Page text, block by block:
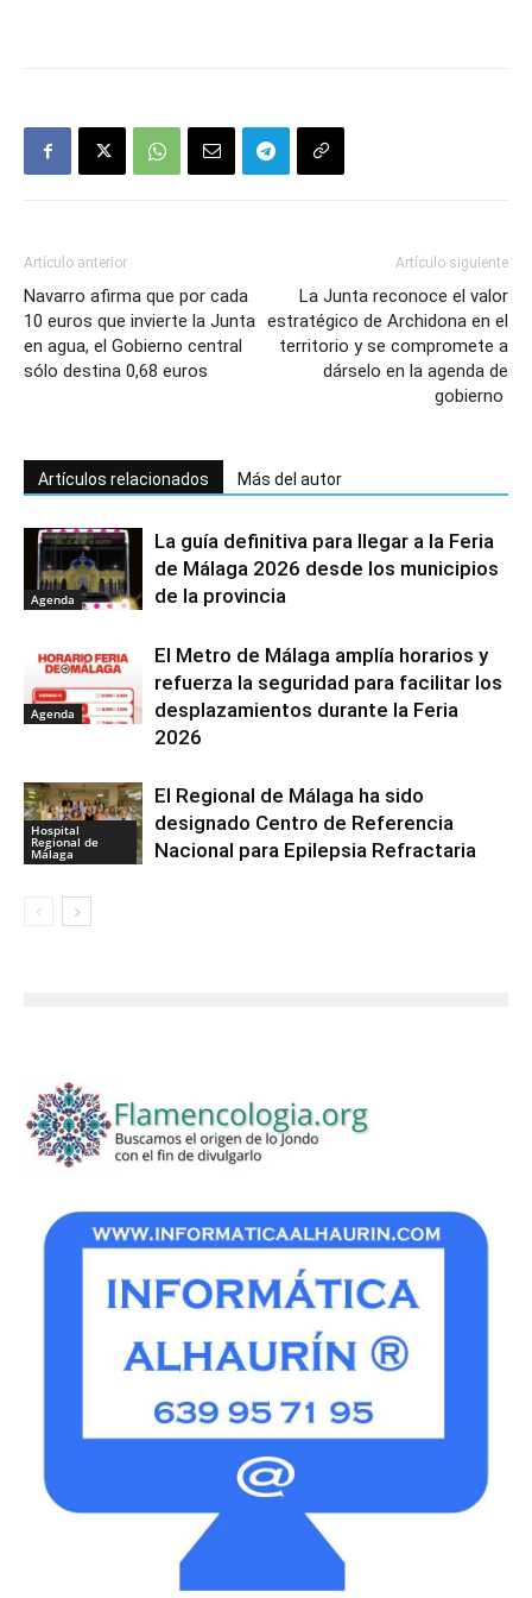
Artículo anterior
Navarro afirma que por cada
10 euros que invierte la Junta
en agua, el Gobierno central
sólo destina 0,68 euros
Artículo siguiente
La Junta reconoce el valor
estratégico de Archidona en el
territorio y se compromete a
dárselo en la agenda de
gobierno ­
Artículos relacionados Más del autor
Agenda
La guía definitiva para llegar a la Feria
de Málaga 2026 desde los municipios
de la provincia
Agenda
El Metro de Málaga amplía horarios y
refuerza la seguridad para facilitar los
desplazamientos durante la Feria
2026
Hospital
Regional de
Málaga
El Regional de Málaga ha sido
designado Centro de Referencia
Nacional para Epilepsia Refractaria